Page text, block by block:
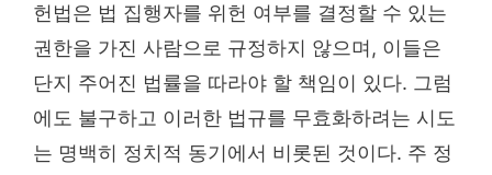
헌법은 법 집행자를 위헌 여부를 결정할 수 있는
권한을 가진 사람으로 규정하지 않으며, 이들은
단지 주어진 법률을 따라야 할 책임이 있다. 그럼
에도 불구하고 이러한 법규를 무효화하려는 시도
는 명백히 정치적 동기에서 비롯된 것이다. 주 정